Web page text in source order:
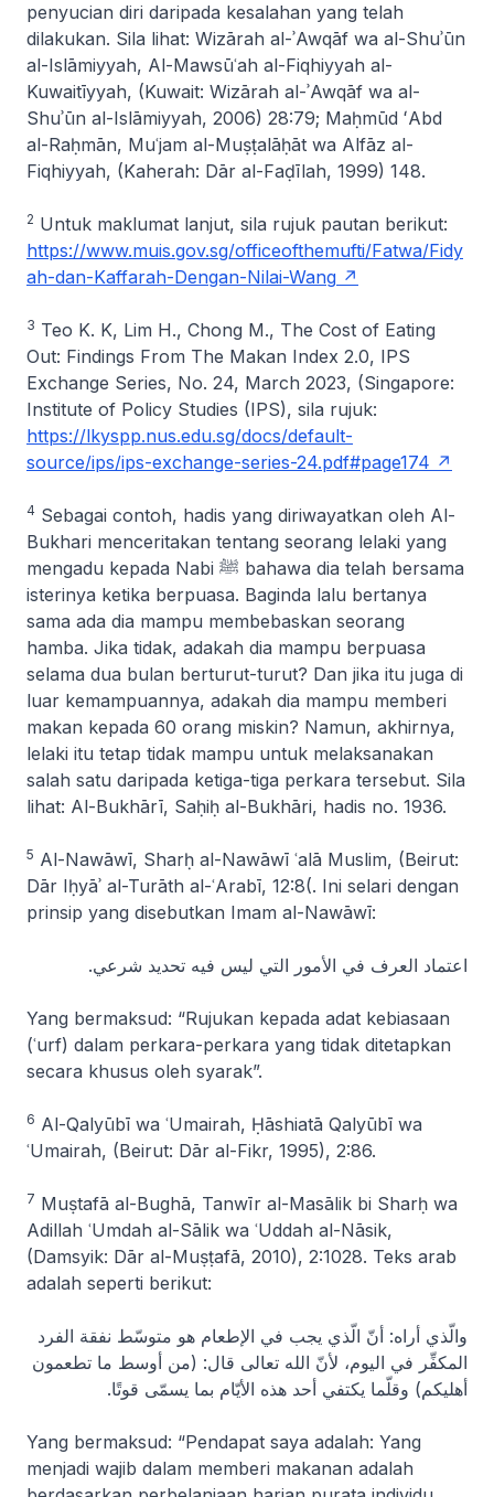
penyucian diri daripada kesalahan yang telah
dilakukan. Sila lihat: Wizārah al-ʾAwqāf wa al-Shuʾūn
al-Islāmiyyah, Al-Mawsūʿah al-Fiqhiyyah al-
Kuwaitīyyah, (Kuwait: Wizārah al-ʾAwqāf wa al-
Shuʾūn al-Islāmiyyah, 2006) 28:79; Maḥmūd ʻAbd
al-Raḥmān, Muʿjam al-Muṣṭalāḥāt wa Alfāz al-
Fiqhiyyah, (Kaherah: Dār al-Faḍīlah, 1999) 148.
2 Untuk maklumat lanjut, sila rujuk pautan berikut:
https://www.muis.gov.sg/officeofthemufti/Fatwa/Fidy
ah-dan-Kaffarah-Dengan-Nilai-Wang
3 Teo K. K, Lim H., Chong M., The Cost of Eating
Out: Findings From The Makan Index 2.0, IPS
Exchange Series, No. 24, March 2023, (Singapore:
Institute of Policy Studies (IPS), sila rujuk:
https://lkyspp.nus.edu.sg/docs/default-
source/ips/ips-exchange-series-24.pdf#page174
4 Sebagai contoh, hadis yang diriwayatkan oleh Al-
Bukhari menceritakan tentang seorang lelaki yang
mengadu kepada Nabi ﷺ bahawa dia telah bersama
isterinya ketika berpuasa. Baginda lalu bertanya
sama ada dia mampu membebaskan seorang
hamba. Jika tidak, adakah dia mampu berpuasa
selama dua bulan berturut-turut? Dan jika itu juga di
luar kemampuannya, adakah dia mampu memberi
makan kepada 60 orang miskin? Namun, akhirnya,
lelaki itu tetap tidak mampu untuk melaksanakan
salah satu daripada ketiga-tiga perkara tersebut. Sila
lihat: Al-Bukhārī, Saḥiḥ al-Bukhāri, hadis no. 1936.
5 Al-Nawāwī, Sharḥ al-Nawāwī ʿalā Muslim, (Beirut:
Dār Iḥyāʾ al-Turāth al-ʿArabī, 12:8(. Ini selari dengan
prinsip yang disebutkan Imam al-Nawāwī:
اعتماد العرف في الأمور التي ليس فيه تحديد شرعي.
Yang bermaksud: “Rujukan kepada adat kebiasaan
(ʿurf) dalam perkara-perkara yang tidak ditetapkan
secara khusus oleh syarak”.
6 Al-Qalyūbī wa ʿUmairah, Ḥāshiatā Qalyūbī wa
ʿUmairah, (Beirut: Dār al-Fikr, 1995), 2:86.
7 Muṣtafā al-Bughā, Tanwīr al-Masālik bi Sharḥ wa
Adillah ʿUmdah al-Sālik wa ʿUddah al-Nāsik,
(Damsyik: Dār al-Muṣṭafā, 2010), 2:1028. Teks arab
adalah seperti berikut:
والّذي أراه: أنّ الّذي يجب في الإطعام هو متوسّط نفقة الفرد
المكفِّر في اليوم، لأنّ الله تعالى قال: (من أوسط ما تطعمون
أهليكم) وقلّما يكتفي أحد هذه الأيّام بما يسمّى قوتًا.
Yang bermaksud: “Pendapat saya adalah: Yang
menjadi wajib dalam memberi makanan adalah